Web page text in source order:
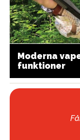
Moderna
funktioner